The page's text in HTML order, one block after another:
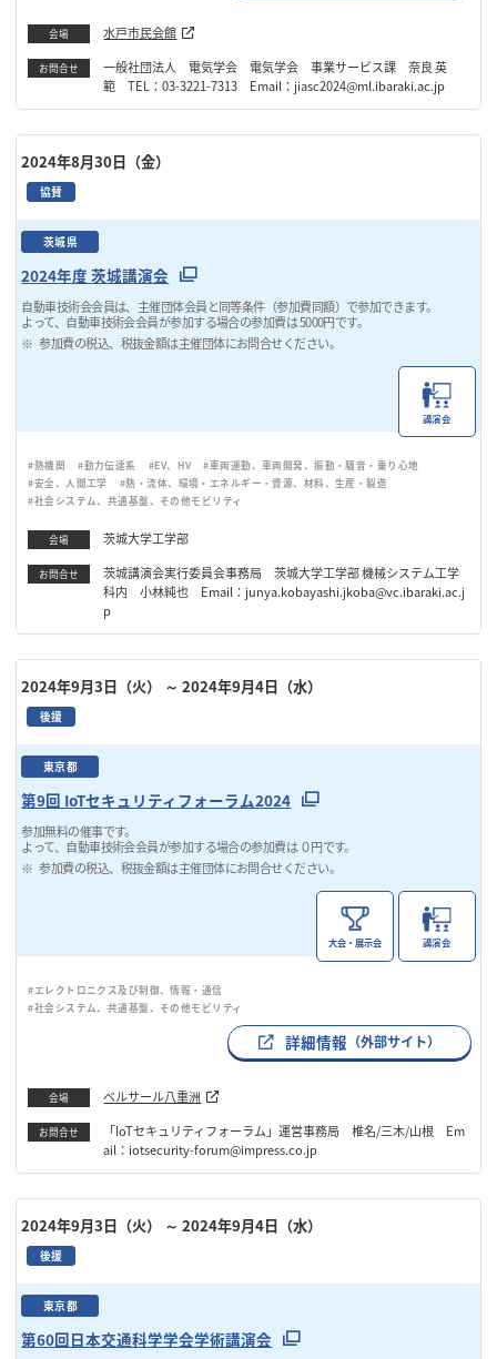
会場 水戸市民会館
お問合せ
一般社団法人 電気学会 電気学会 事業サービス課 奈良 英
範 TEL：03-3221-7313 Email：jiasc2024@ml.ibaraki.ac.jp
2024年8月30日（金）
協賛
茨城県
2024年度 茨城講演会
自動車技術会会員は、主催団体会員と同等条件（参加費同額）で参加できます。
よって、自動車技術会会員が参加する場合の参加費は 5000円です。
参加費の税込、税抜金額は主催団体にお問合せください。
講演会
#熱機関 #動力伝達系 #EV、HV
#車両運動、車両開発、振動・騒音・乗り心地
#安全、人間工学
#熱・流体、環境・エネルギー・資源、材料、生産・製造
#社会システム、共通基盤、その他モビリティ
会場 茨城大学工学部
お問合せ
茨城講演会実行委員会事務局 茨城大学工学部 機械システム工学
科内 小林純也 Email：junya.kobayashi.jkoba@vc.ibaraki.ac.j
p
2024年9月3日（火） ～ 2024年9月4日（水）
後援
東京都
第9回 IoTセキュリティフォーラム2024
参加無料の催事です。
よって、自動車技術会会員が参加する場合の参加費は ０円です。
参加費の税込、税抜金額は主催団体にお問合せください。
大会・展示会 講演会
#エレクトロニクス及び制御、情報・通信
#社会システム、共通基盤、その他モビリティ
詳細情報 （外部サイト）
会場 ベルサール八重洲
お問合せ
「IoTセキュリティフォーラム」運営事務局 椎名/三木/山根 Em
ail：iotsecurity-forum@impress.co.jp
2024年9月3日（火） ～ 2024年9月4日（水）
後援
東京都
第60回日本交通科学学会学術講演会